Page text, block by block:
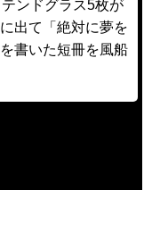
ンドグラス5枚が
出て「絶対に夢を
書いた短冊を風船